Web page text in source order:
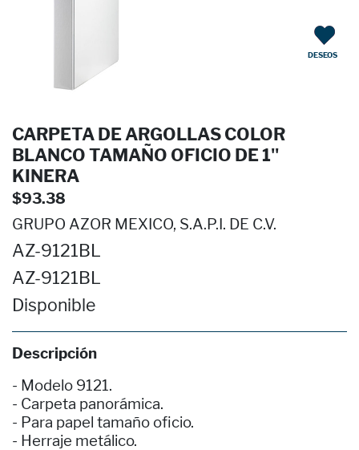
CARPETA DE ARGOLLAS COLOR
BLANCO TAMAÑO OFICIO DE 1''
KINERA
$93.38
GRUPO AZOR MEXICO, S.A.P.I. DE C.V.
AZ-9121BL
AZ-9121BL
Disponible
Descripción
DESEOS
- Modelo 9121.
- Carpeta panorámica.
- Para papel tamaño oficio.
- Herraje metálico.